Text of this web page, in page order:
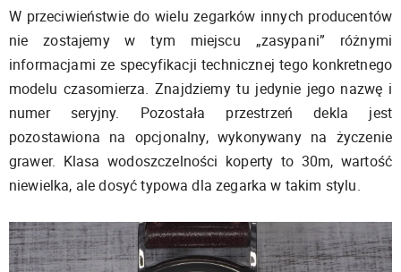
W przeciwieństwie do wielu zegarków innych producentów
nie zostajemy w tym miejscu „zasypani” różnymi
informacjami ze specyfikacji technicznej tego konkretnego
modelu czasomierza. Znajdziemy tu jedynie jego nazwę i
numer seryjny. Pozostała przestrzeń dekla jest
pozostawiona na opcjonalny, wykonywany na życzenie
grawer. Klasa wodoszczelności koperty to 30m, wartość
niewielka, ale dosyć typowa dla zegarka w takim stylu.